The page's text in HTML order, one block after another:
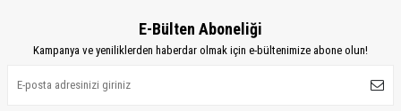
E-Bülten Aboneliği
Kampanya ve yeniliklerden haberdar olmak için e-bültenimize abone olun!